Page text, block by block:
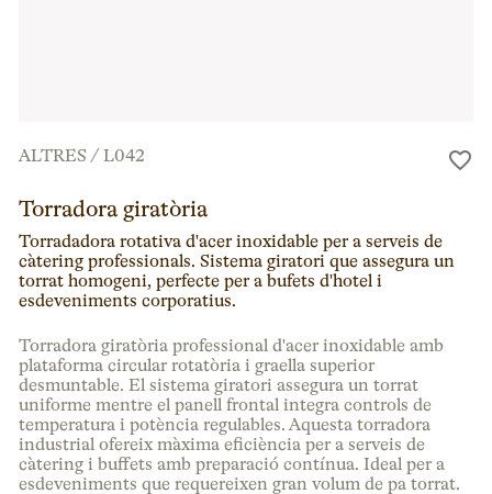
ALTRES /L042
Torradora giratòria
Torradadora rotativa d'acer inoxidable per a serveis de
càtering professionals. Sistema giratori que assegura un
torrat homogeni, perfecte per a bufets d'hotel i
esdeveniments corporatius.
Torradora giratòria professional d'acer inoxidable amb
plataforma circular rotatòria i graella superior
desmuntable. El sistema giratori assegura un torrat
uniforme mentre el panell frontal integra controls de
temperatura i potència regulables. Aquesta torradora
industrial ofereix màxima eficiència per a serveis de
càtering i buffets amb preparació contínua. Ideal per a
esdeveniments que requereixen gran volum de pa torrat.